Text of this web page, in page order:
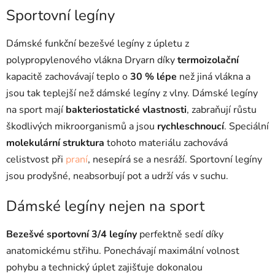
v
ý
p
i
s
u
Sportovní legíny
Dámské funkční bezešvé legíny z úpletu z
polypropylenového vlákna Dryarn díkytermoizolační
kapacitě zachovávají teplo o30 % lépe než jiná vlákna a
jsou tak teplejší než dámské legíny z vlny. Dámské legíny
na sport mají bakteriostatické vlastnosti, zabraňují růstu
škodlivých mikroorganismů a jsou rychleschnoucí. Speciální
molekulární struktura tohoto materiálu zachovává
celistvost při praní, nesepírá se a nesráží. Sportovní legíny
jsou prodyšné, neabsorbují pot a udrží vás v suchu.
Dámské legíny nejen na sport
Bezešvé sportovní 3/4 legíny perfektně sedí díky
anatomickému střihu. Ponechávají maximální volnost
pohybu a technický úplet zajišťuje dokonalou